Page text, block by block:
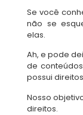
Se você
não se
elas.
Ah, e pode
de
possui
Nosso
direitos.